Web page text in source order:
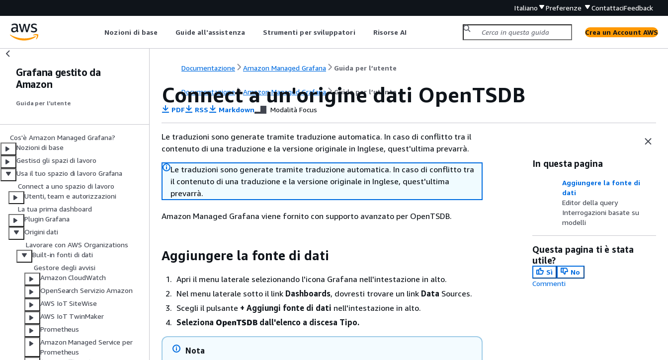
Italiano Preferenze ContattaciFeedback
Nozioni di base Guide all'assistenza Strumenti per sviluppatori Risorse AI Crea un Account AWS
Grafana gestito da
Amazon
Guida per l’utente
Cos'è Amazon Managed Grafana?
Nozioni di base
Gestisci gli spazi di lavoro
Usa il tuo spazio di lavoro Grafana
Connect a uno spazio di lavoro
Utenti, team e autorizzazioni
La tua prima dashboard
Plugin Grafana
Origini dati
Lavorare con AWS Organizations
Built-in fonti di dati
Gestore degli avvisi
Amazon CloudWatch
OpenSearch Servizio Amazon
AWS IoT SiteWise
AWS IoT TwinMaker
Prometheus
Amazon Managed Service per
Prometheus
Documentazione Amazon Managed Grafana Guida per l’utente
Documentazione Amazon Managed Grafana Guida per l’utente
Connect a un'origine dati OpenTSDB
PDF RSS Markdown Modalità Focus
Le traduzioni sono generate tramite traduzione automatica. In caso di conflitto tra il
contenuto di una traduzione e la versione originale in Inglese, quest'ultima prevarrà.
Le traduzioni sono generate tramite traduzione automatica. In caso di conflitto tra
il contenuto di una traduzione e la versione originale in Inglese, quest'ultima
prevarrà.
Amazon Managed Grafana viene fornito con supporto avanzato per OpenTSDB.
Aggiungere la fonte di dati
Apri il menu laterale selezionando l'icona Grafana nell'intestazione in alto.
Nel menu laterale sotto il link Dashboards, dovresti trovare un link Data Sources.
Scegli il pulsante + Aggiungi fonte di dati nell'intestazione in alto.
Seleziona OpenTSDB dall'elenco a discesa Tipo.
Nota
In questa pagina
Aggiungere la fonte di
dati
Editor della query
Interrogazioni basate su
modelli
Questa pagina ti è stata
utile?
Sì
No
Commenti